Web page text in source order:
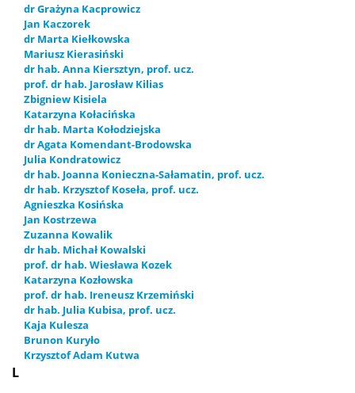
dr Grażyna Kacprowicz
Jan Kaczorek
dr Marta Kiełkowska
Mariusz Kierasiński
dr hab. Anna Kiersztyn, prof. ucz.
prof. dr hab. Jarosław Kilias
Zbigniew Kisiela
Katarzyna Kołacińska
dr hab. Marta Kołodziejska
dr Agata Komendant-Brodowska
Julia Kondratowicz
dr hab. Joanna Konieczna-Sałamatin, prof. ucz.
dr hab. Krzysztof Koseła, prof. ucz.
Agnieszka Kosińska
Jan Kostrzewa
Zuzanna Kowalik
dr hab. Michał Kowalski
prof. dr hab. Wiesława Kozek
Katarzyna Kozłowska
prof. dr hab. Ireneusz Krzemiński
dr hab. Julia Kubisa, prof. ucz.
Kaja Kulesza
Brunon Kuryło
Krzysztof Adam Kutwa
L